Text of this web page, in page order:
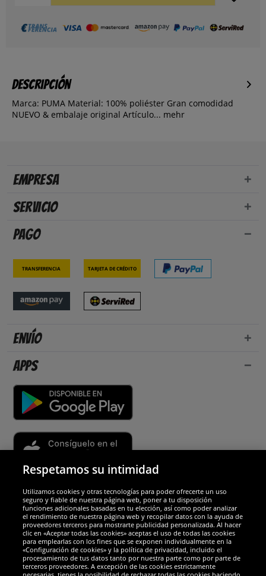
Descripción
Marca: PUMA Material: 100% poliéster Gran comodidad
NUEVO & embalaje original Artículo... mehr
Empresa
Servicio
Pago
Transferencia Tarjeta de crédito
Envío
Apps
Socios y seguridad
Galardones
Respetamos su intimidad
Utilizamos cookies y otras tecnologías para poder ofrecerte un uso
seguro y fiable de nuestra página web, poner a tu disposición
funciones adicionales basadas en tu elección, así como poder analizar
el rendimiento de nuestra página web y recopilar datos con la ayuda de
proveedores terceros para mostrarte publicidad personalizada. Al hacer
clic en «Aceptar todas las cookies» aceptas el uso de todas las cookies
para emplearlas con los fines que se exponen individualmente en la
«Configuración de cookies» y la política de privacidad, incluido el
procesamiento de tus datos tanto por nuestra parte como por parte de
terceros proveedores. A excepción de las cookies estrictamente